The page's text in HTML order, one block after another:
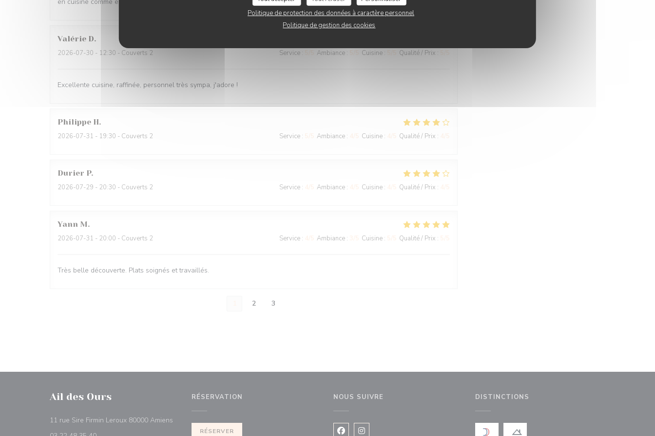
Politique de protection des données à caractère personnel
Politique de gestion des cookies
Valérie D
2026-07-30 - 12:30 - Couverts 2 Service : Ambiance : Cuisine : Qualité / Prix :
Excellente cuisine, raffinée, personnel très sympa, j'adore !
Philippe H
2026-07-31 - 19:30 - Couverts 2 Service : Ambiance : Cuisine : Qualité / Prix :
Durier P
2026-07-29 - 20:30 - Couverts 2 Service : Ambiance : Cuisine : Qualité / Prix :
Yann M
2026-07-31 - 20:00 - Couverts 2 Service : Ambiance : Cuisine : Qualité / Prix :
Très belle découverte. Plats soignés et travaillés.
2 3
Ail des Ours
11 rue Sire Firmin Leroux 80000 Amiens
RÉSERVATION
RÉSERVER
NOUS SUIVRE DISTINCTIONS